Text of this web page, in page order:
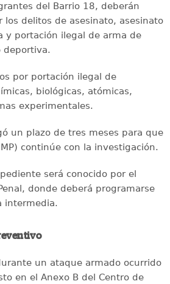
del Barrio 18, deberán
los delitos de asesinato, asesinato
y portación ilegal de arma de
deportiva.
por portación ilegal de
biológicas, atómicas,
experimentales.
un plazo de tres meses para que
continúe con la investigación.
será conocido por el
donde deberá programarse
intermedia.
un ataque armado ocurrido
en el Anexo B del Centro de